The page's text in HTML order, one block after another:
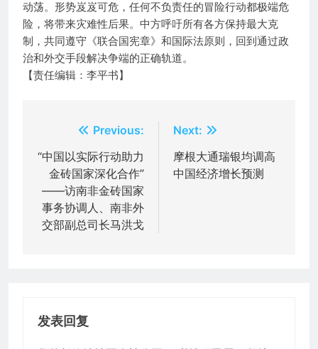
动荡。形势岌岌可危，任何不负责任的冒险行动都极端危
险，将带来灾难性后果。中方呼吁所有各方保持最大克
制，共同遵守《联合国宪章》和国际法原则，回到通过政
治和外交手段解决争端的正确轨道。
【责任编辑：李平书】
章
导
航
Previous:
“中国以实际行动助力
金砖国家深化合作”
——访南非金砖国家
事务协调人、南非外
交部副总司长马洪戈
Next:
摩根大通瑞银均调高
中国经济增长预测
发表回复